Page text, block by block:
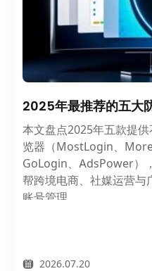
2025年最推荐的五大
本文盘点2025年五款提
览器（MostLogin、
GoLogin、AdsPower）
帮跨境电商、社媒运营与
账号管理。
2026.07.20